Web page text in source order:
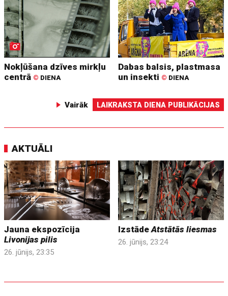
Nokļūšana dzīves mirkļu
centrā © DIENA
Dabas balsis, plastmasa
un insekti © DIENA
Vairāk LAIKRAKSTA DIENA PUBLIKĀCIJAS
AKTUĀLI
Jauna ekspozīcija
Livonijas pilis
26. jūnijs, 23:35
IzstādeAtstātās liesmas
26. jūnijs, 23:24